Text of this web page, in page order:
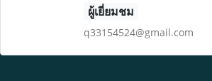
ผู้เยี่ยมชม
q33154524@gmail.com